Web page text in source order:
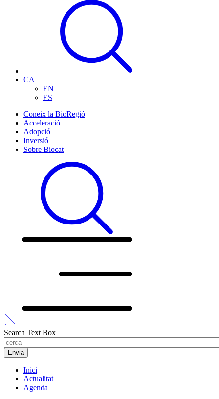
CA
EN
ES
Coneix la BioRegió
Acceleració
Adopció
Inversió
Sobre Biocat
Search Text Box
Inici
Actualitat
Agenda